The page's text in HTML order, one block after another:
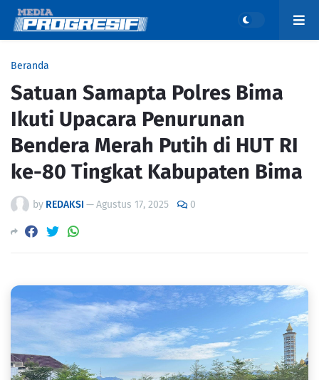
Beranda
Satuan Samapta Polres Bima
Ikuti Upacara Penurunan
Bendera Merah Putih di HUT RI
ke-80 Tingkat Kabupaten Bima
by REDAKSI —Agustus 17, 2025 0